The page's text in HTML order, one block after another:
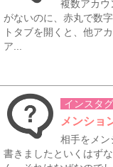
複数アカウ
がないのに、赤丸で数
トタブを開くと、他ア
ア...
インスタ
メンショ
相手をメン
書きましたといくはず